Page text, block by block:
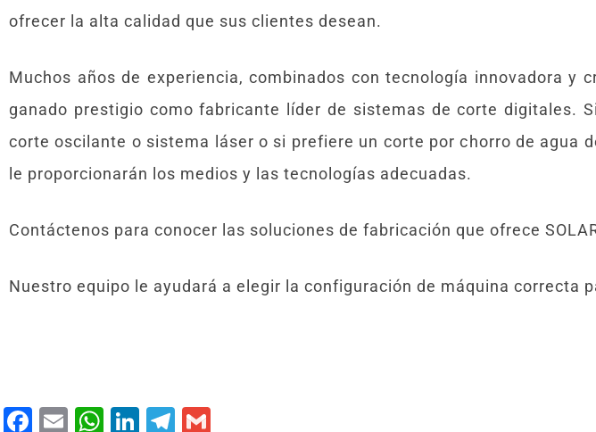
ofrecer la alta calidad que sus clientes desean.
Muchos años de experiencia, combinados con tecnología innovadora y
ganado prestigio como fabricante líder de sistemas de corte digitales.
corte oscilante o sistema láser o si prefiere un corte por chorro de agua
le proporcionarán los medios y las tecnologías adecuadas.
Contáctenos para conocer las soluciones de fabricación que ofrece SOLAR
Nuestro equipo le ayudará a elegir la configuración de máquina correcta
F E W Li T